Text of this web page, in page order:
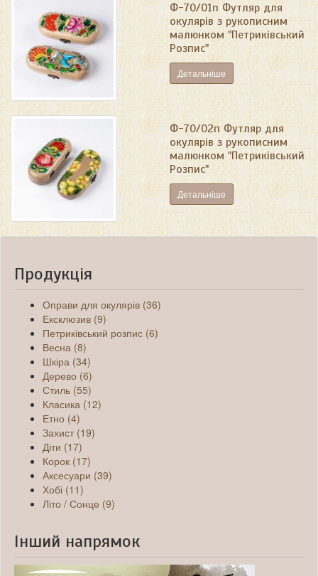
Ф-70/01п Футляр для
окулярів з рукописним
малюнком "Петриківський
Розпис"
Детальніше
Ф-70/02п Футляр для
окулярів з рукописним
малюнком "Петриківський
Розпис"
Детальніше
Продукція
Оправи для окулярів (36)
Ексклюзив (9)
Петриківський розпис (6)
Весна (8)
Шкіра (34)
Дерево (6)
Стиль (55)
Класика (12)
Етно (4)
Захист (19)
Діти (17)
Корок (17)
Аксесуари (39)
Хобі (11)
Літо / Сонце (9)
Інший напрямок